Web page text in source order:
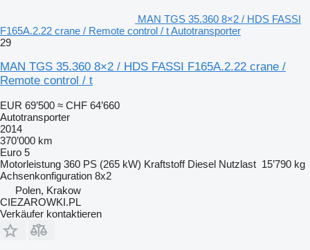
MAN TGS 35.360 8×2 / HDS FASSI
F165A.2.22 crane / Remote control / t Autotransporter
29
MAN TGS 35.360 8×2 / HDS FASSI F165A.2.22 crane /
Remote control / t
EUR 69’500 ≈ CHF 64’660
Autotransporter
2014
370’000 km
Euro 5
Motorleistung 360 PS (265 kW) Kraftstoff Diesel Nutzlast 15’790 kg
Achsenkonfiguration 8x2
Polen, Krakow
CIEZAROWKI.PL
Verkäufer kontaktieren